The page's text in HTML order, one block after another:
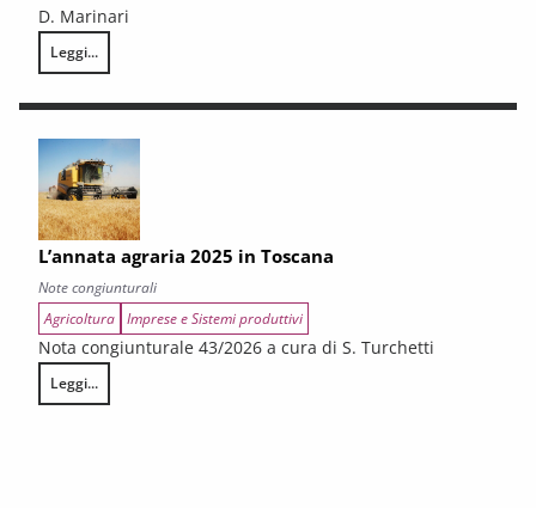
D. Marinari
Leggi...
LA CONGIUNTURA DEI SETTORI CULTURALI. Ripresa selettiva e
L’annata agraria 2025 in Toscana
Note congiunturali
Agricoltura Imprese e Sistemi produttivi
Nota congiunturale 43/2026 a cura di S. Turchetti
Leggi...
L’annata agraria 2025 in Toscana